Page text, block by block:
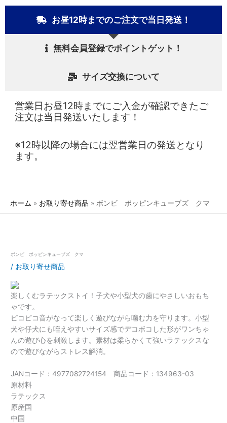
お昼12時までのご注文で当日発送！
無料会員登録でポイントゲット！
サイズ交換について
営業日お昼12時までにご入金が確認できたご
注文は当日発送いたします！
※12時以降の場合には翌営業日の発送となり
ます。
ホーム お取り寄せ商品 ボンビ ポッピンキューブズ クマ
ボンビ ポッピンキューブズ クマ
/ お取り寄せ商品
楽しくむラテックストイ！子犬や小型犬の歯にやさしいおもち
ゃです。
ピコピコ音がなって楽しく遊びながら噛む力を守ります。小型
犬や仔犬にも咥えやすいサイズ感でデコボコした形がワンちゃ
んの遊び心を刺激します。素材は柔らかくて強いラテックスな
ので遊びながらストレス解消。
JANコード：4977082724154 商品コード：134963-03
原材料
ラテックス
原産国
中国